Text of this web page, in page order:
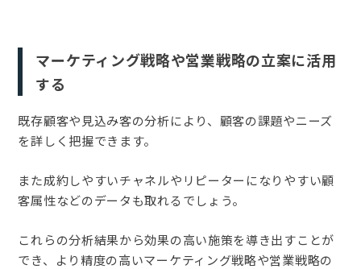
マーケティング戦略や営業戦略の立案に活用
する
既存顧客や見込み客の分析により、顧客の課題やニーズ
を詳しく把握できます。
また成約しやすいチャネルやリピーターになりやすい顧
客属性などのデータも取れるでしょう。
これらの分析結果から効果の高い施策を導き出すことが
でき、より精度の高いマーケティング戦略や営業戦略の